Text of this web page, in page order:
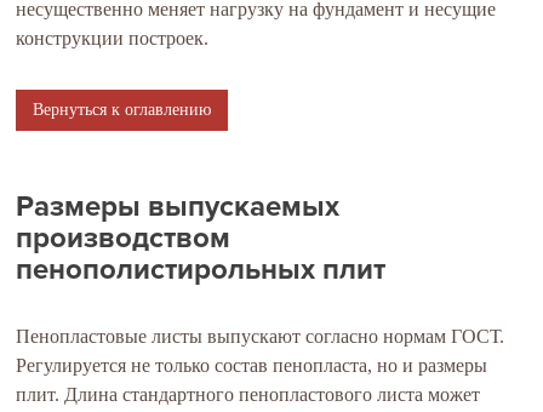
несущественно меняет нагрузку на фундамент и несущие
конструкции построек.
Вернуться к оглавлению
Размеры выпускаемых
производством
пенополистирольных плит
Пенопластовые листы выпускают согласно нормам ГОСТ.
Регулируется не только состав пенопласта, но и размеры
плит. Длина стандартного пенопластового листа может